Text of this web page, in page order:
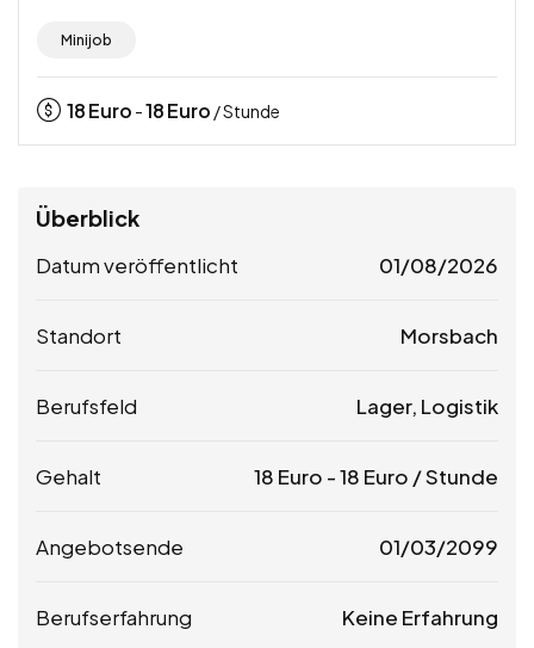
Minijob
18Euro -18Euro / Stunde
Überblick
Datum veröffentlicht 01/08/2026
Standort Morsbach
Berufsfeld Lager, Logistik
Gehalt 18 Euro -18 Euro / Stunde
Angebotsende 01/03/2099
Berufserfahrung Keine Erfahrung